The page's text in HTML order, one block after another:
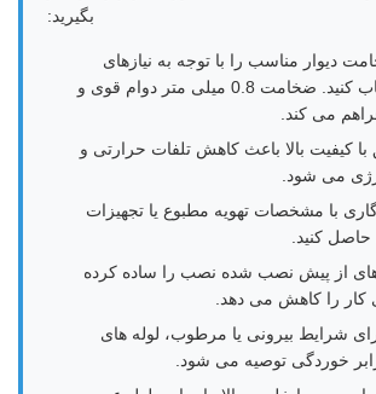
بگیرید:
دیوار مناسب را با توجه به نیازهای
فشار سیستم انتخاب کنید. ضخامت 0.8 میلی متر دوام قوی و
می کند.
با کیفیت بالا باعث کاهش تلفات حرارتی و
می شود.
با مشخصات تهویه مطبوع یا تجهیزات
حاصل کنید.
از پیش نصب شده نصب را ساده کرده
کار را کاهش می دهد.
شرایط بیرونی یا مرطوب، لوله های
خوردگی توصیه می شود.